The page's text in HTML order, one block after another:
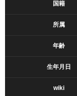
国籍
所属
年齢
生年月日
wiki